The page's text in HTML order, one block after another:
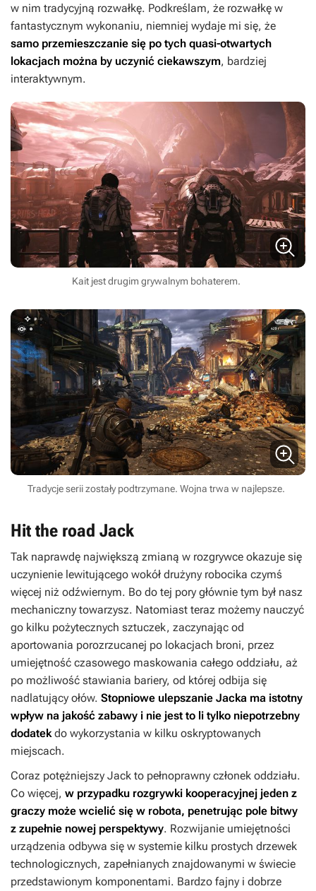
w nim tradycyjną rozwałkę. Podkreślam, że rozwałkę w
fantastycznym wykonaniu, niemniej wydaje mi się, że
samo przemieszczanie się po tych quasi-otwartych
lokacjach można by uczynić ciekawszym, bardziej
interaktywnym.
Kait jest drugim grywalnym bohaterem.
Tradycje serii zostały podtrzymane. Wojna trwa w najlepsze.
Hit the road Jack
Tak naprawdę największą zmianą w rozgrywce okazuje się
uczynienie lewitującego wokół drużyny robocika czymś
więcej niż odźwiernym. Bo do tej pory głównie tym był nasz
mechaniczny towarzysz. Natomiast teraz możemy nauczyć
go kilku pożytecznych sztuczek, zaczynając od
aportowania porozrzucanej po lokacjach broni, przez
umiejętność czasowego maskowania całego oddziału, aż
po możliwość stawiania bariery, od której odbija się
nadlatujący ołów. Stopniowe ulepszanie Jacka ma istotny
wpływ na jakość zabawy i nie jest to li tylko niepotrzebny
dodatek do wykorzystania w kilku oskryptowanych
miejscach.
Coraz potężniejszy Jack to pełnoprawny członek oddziału.
Co więcej, w przypadku rozgrywki kooperacyjnej jeden z
graczy może wcielić się w robota, penetrując pole bitwy
z zupełnie nowej perspektywy. Rozwijanie umiejętności
urządzenia odbywa się w systemie kilku prostych drzewek
technologicznych, zapełnianych znajdowanymi w świecie
przedstawionym komponentami. Bardzo fajny i dobrze